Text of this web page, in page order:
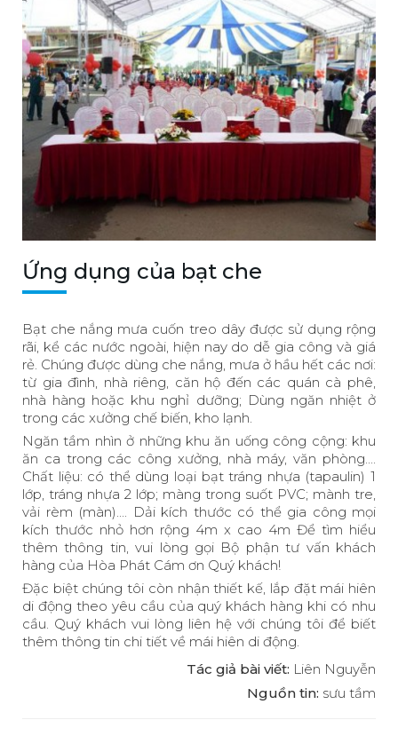
Ứng dụng của bạt che
Bạt che nắng mưa cuốn treo dây được sử dụng rộng
rãi, kể các nước ngoài, hiện nay do dễ gia công và giá
rẻ. Chúng được dùng che nắng, mưa ở hầu hết các nơi:
từ gia đình, nhà riêng, căn hộ đến các quán cà phê,
nhà hàng hoặc khu nghỉ dưỡng; Dùng ngăn nhiệt ở
trong các xưởng chế biến, kho lạnh.
Ngăn tầm nhìn ở những khu ăn uống công cộng: khu
ăn ca trong các công xưởng, nhà máy, văn phòng....
Chất liệu: có thể dùng loại bạt tráng nhựa (tapaulin) 1
lớp, tráng nhựa 2 lớp; màng trong suốt PVC; mành tre,
vải rèm (màn).... Dải kích thước có thể gia công mọi
kích thước nhỏ hơn rộng 4m x cao 4m Để tìm hiểu
thêm thông tin, vui lòng gọi Bộ phận tư vấn khách
hàng của Hòa Phát Cám ơn Quý khách!
Đặc biệt chúng tôi còn nhận thiết kế, lắp đặt mái hiên
di động theo yêu cầu của quý khách hàng khi có nhu
cầu. Quý khách vui lòng liên hệ với chúng tôi để biết
thêm thông tin chi tiết về mái hiên di động.
Tác giả bài viết: Liên Nguyễn
Nguồn tin: sưu tầm